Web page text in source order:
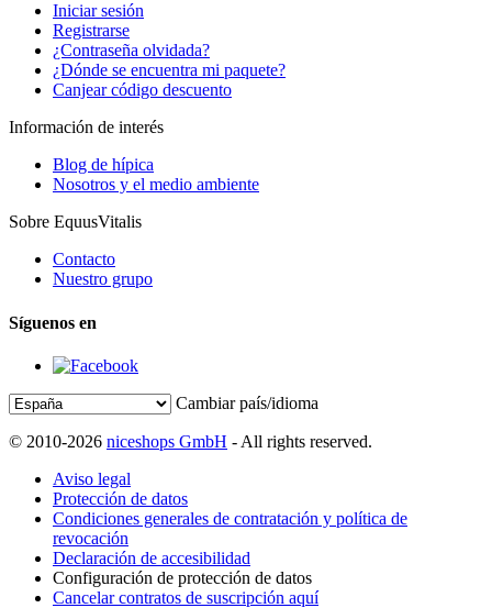
Iniciar sesión
Registrarse
¿Contraseña olvidada?
¿Dónde se encuentra mi paquete?
Canjear código descuento
Información de interés
Blog de hípica
Nosotros y el medio ambiente
Sobre EquusVitalis
Contacto
Nuestro grupo
Síguenos en
Cambiar país/idioma
© 2010-2026 niceshops GmbH - All rights reserved.
Aviso legal
Protección de datos
Condiciones generales de contratación y política de
revocación
Declaración de accesibilidad
Configuración de protección de datos
Cancelar contratos de suscripción aquí